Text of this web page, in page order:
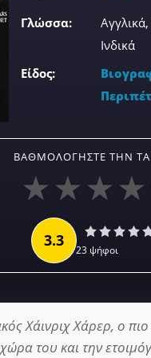
Γλώσσα:
Ινδικά
Είδος:
ΒΑΘΜΟΛΟΓΉΣΤΕ ΤΗΝ
3.3 23 ψήφοι
Χάινριχ Χάρερ, ο
του και την